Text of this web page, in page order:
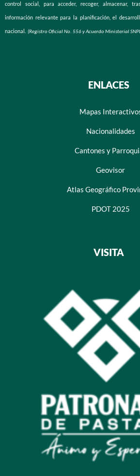
control social, para acceder, recoger, almacenar,
información relevante para la planificación, el
nacional. (Registro Oficial No. 556 y Acuerdo Ministerial
ENLACES
Mapas
Nacionalidades
Cantones y
Geovisor
Atlas Geográfico
PDOT 2025
VISITA